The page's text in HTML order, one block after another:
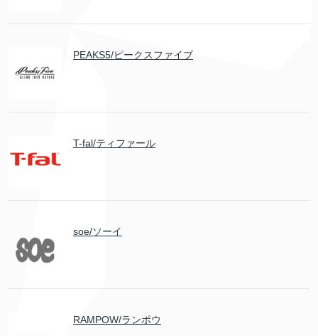
PEAKS5/ピークスファイブ
T-fal/ティファール
soe/ソーイ
RAMPOW/ランポウ